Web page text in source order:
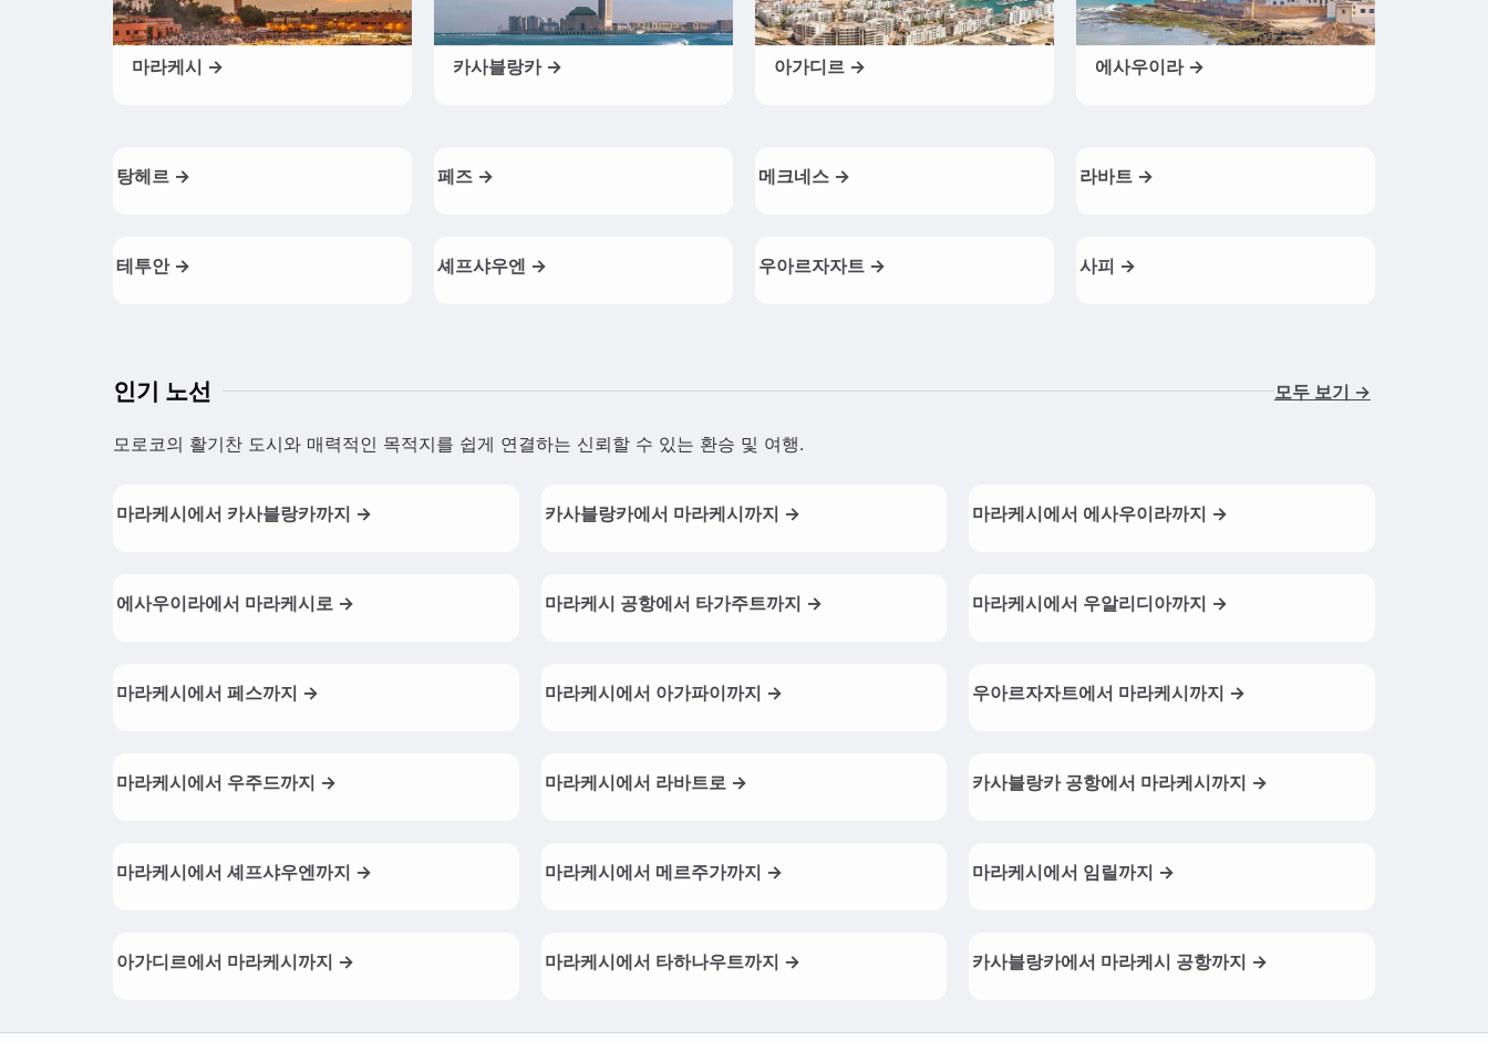
마라케시 → 카사블랑카 → 아가디르 → 에사우이라 →
탕헤르 → 페즈 → 메크네스 → 라바트 →
테투안 → 셰프샤우엔 → 우아르자자트 → 사피 →
인기 노선 모두 보기 →
모로코의 활기찬 도시와 매력적인 목적지를 쉽게 연결하는 신뢰할 수 있는 환승 및 여행.
마라케시에서 카사블랑카까지 → 카사블랑카에서 마라케시까지 → 마라케시에서 에사우이라까지 →
에사우이라에서 마라케시로 → 마라케시 공항에서 타가주트까지 → 마라케시에서 우알리디아까지 →
마라케시에서 페스까지 → 마라케시에서 아가파이까지 → 우아르자자트에서 마라케시까지 →
마라케시에서 우주드까지 → 마라케시에서 라바트로 → 카사블랑카 공항에서 마라케시까지 →
마라케시에서 셰프샤우엔까지 → 마라케시에서 메르주가까지 → 마라케시에서 임릴까지 →
아가디르에서 마라케시까지 → 마라케시에서 타하나우트까지 → 카사블랑카에서 마라케시 공항까지 →